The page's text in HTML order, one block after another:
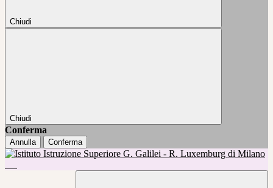
Chiudi
Chiudi
Conferma
Annulla Conferma